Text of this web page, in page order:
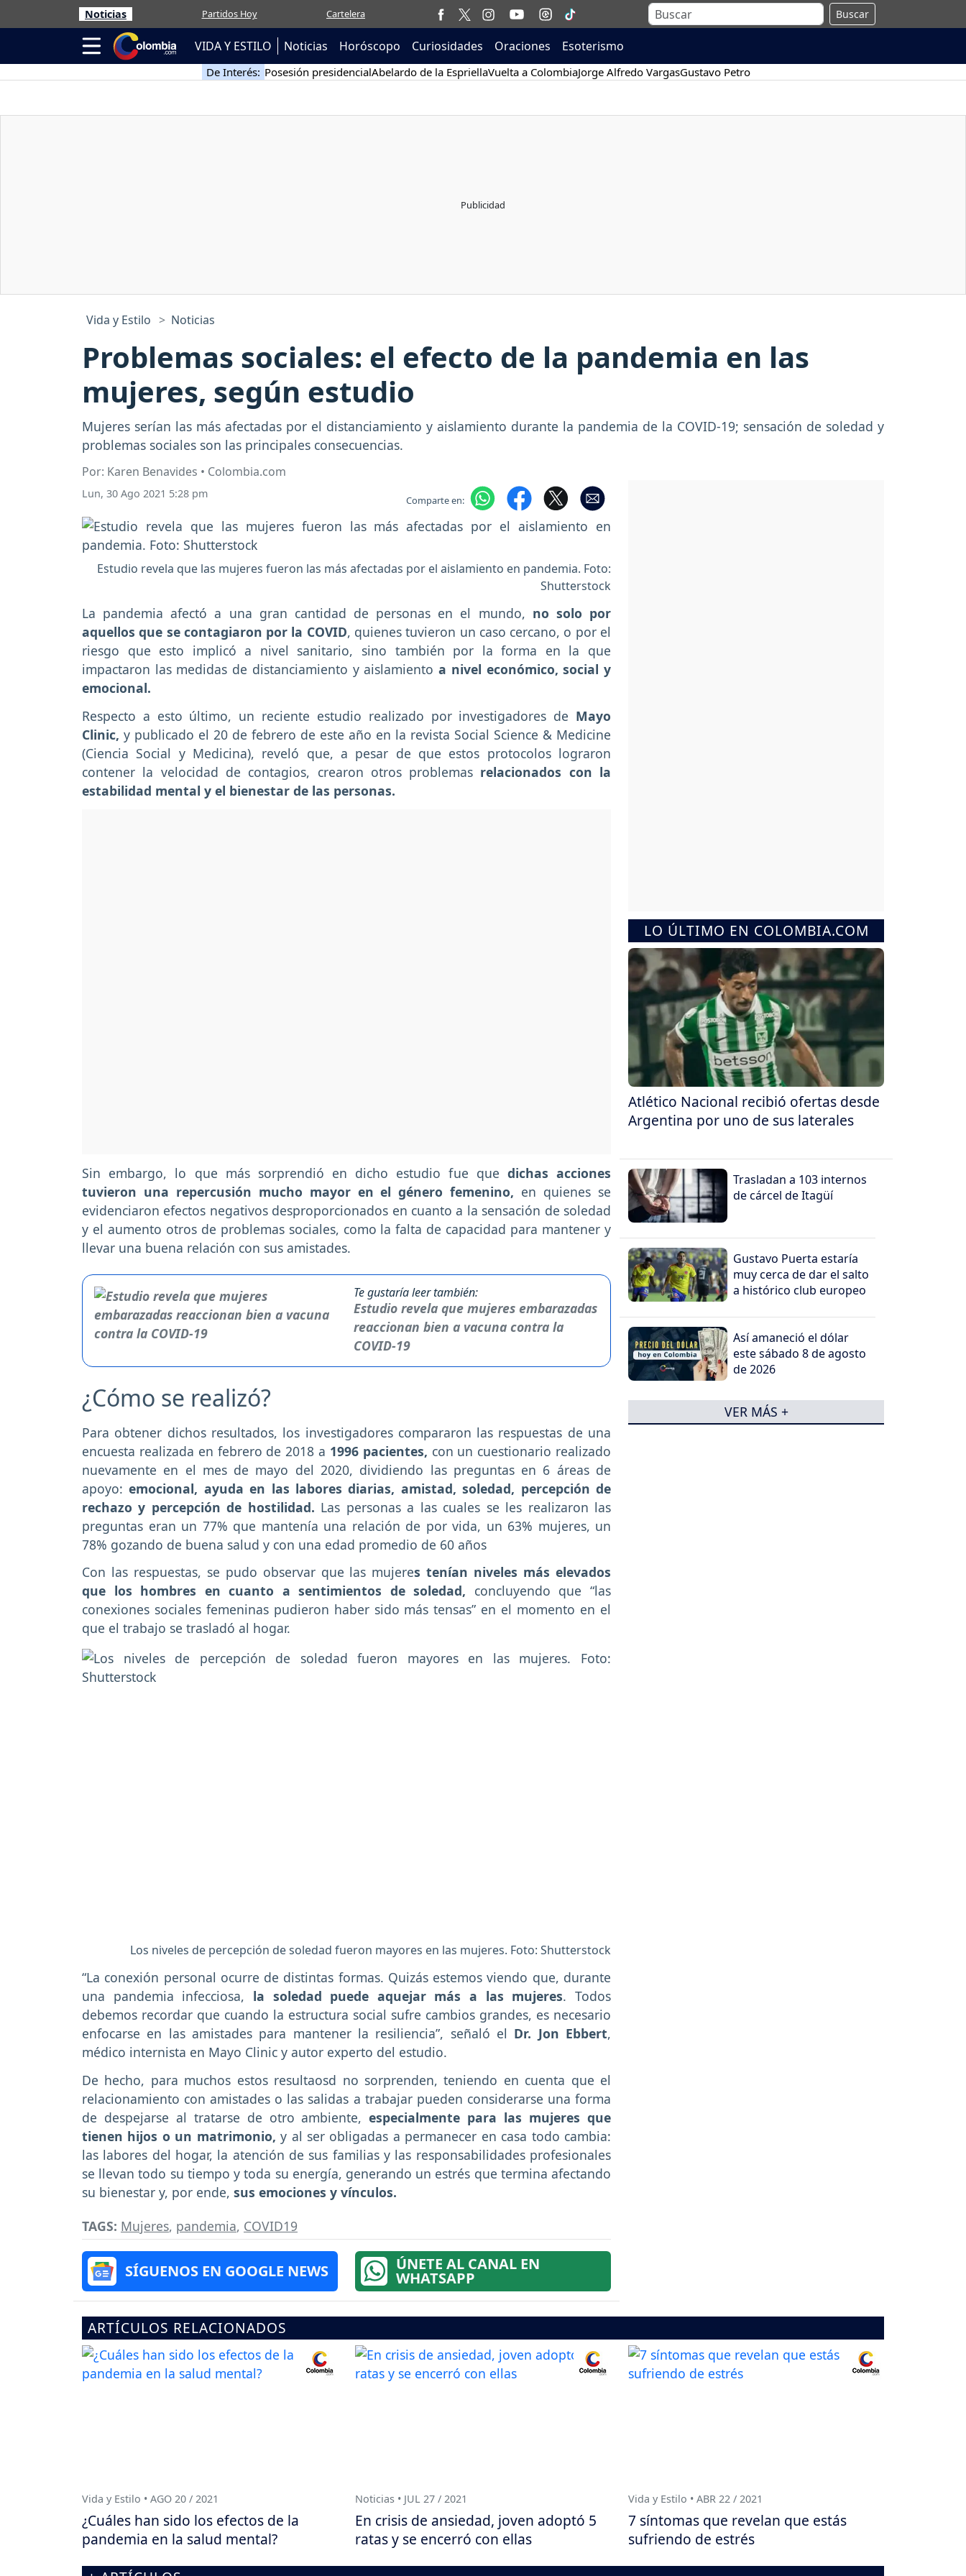
Noticias Partidos Hoy Cartelera Buscar
VIDA Y ESTILO Noticias Horóscopo Curiosidades Oraciones Esoterismo
De Interés: Posesión presidencialAbelardo de la EspriellaVuelta a ColombiaJorge Alfredo VargasGustavo Petro
Vida y Estilo Noticias
Problemas sociales: el efecto de la pandemia en las
mujeres, según estudio
Mujeres serían las más afectadas por el distanciamiento y aislamiento durante la pandemia de la COVID-19; sensación de soledad y
problemas sociales son las principales consecuencias.
Por: Karen Benavides • Colombia.com
Lun, 30 Ago 2021 5:28 pm Comparte en:
Estudio revela que las mujeres fueron las más afectadas por el aislamiento en pandemia. Foto:
Shutterstock
La pandemia afectó a una gran cantidad de personas en el mundo, no solo por
aquellos que se contagiaron por la COVID, quienes tuvieron un caso cercano, o por el
riesgo que esto implicó a nivel sanitario, sino también por la forma en la que
impactaron las medidas de distanciamiento y aislamientoa nivel económico, social y
emocional.
Respecto a esto último, un reciente estudio realizado por investigadores de Mayo
Clinic, y publicado el 20 de febrero de este año en la revista Social Science & Medicine
(Ciencia Social y Medicina), reveló que, a pesar de que estos protocolos lograron
contener la velocidad de contagios, crearon otros problemas relacionados con la
estabilidad mental y el bienestar de las personas.
Sin embargo, lo que más sorprendió en dicho estudio fue que dichas acciones
tuvieron una repercusión mucho mayor en el género femenino, en quienes se
evidenciaron efectos negativos desproporcionados en cuanto a la sensación de soledad
y el aumento otros de problemas sociales, como la falta de capacidad para mantener y
llevar una buena relación con sus amistades.
Te gustaría leer también:
Estudio revela que mujeres embarazadas
reaccionan bien a vacuna contra la
COVID-19
¿Cómo se realizó?
Para obtener dichos resultados, los investigadores compararon las respuestas de una
encuesta realizada en febrero de 2018 a 1996 pacientes, con un cuestionario realizado
nuevamente en el mes de mayo del 2020, dividiendo las preguntas en 6 áreas de
apoyo:emocional, ayuda en las labores diarias, amistad, soledad, percepción de
rechazo y percepción de hostilidad. Las personas a las cuales se les realizaron las
preguntas eran un 77% que mantenía una relación de por vida, un 63% mujeres, un
78% gozando de buena salud y con una edad promedio de 60 años
Con las respuestas, se pudo observar que las mujeres tenían niveles más elevados
que los hombres en cuanto a sentimientos de soledad, concluyendo que “las
conexiones sociales femeninas pudieron haber sido más tensas” en el momento en el
que el trabajo se trasladó al hogar.
Los niveles de percepción de soledad fueron mayores en las mujeres. Foto: Shutterstock
“La conexión personal ocurre de distintas formas. Quizás estemos viendo que, durante
una pandemia infecciosa, la soledad puede aquejar más a las mujeres. Todos
debemos recordar que cuando la estructura social sufre cambios grandes, es necesario
enfocarse en las amistades para mantener la resiliencia”, señaló el Dr. Jon Ebbert,
médico internista en Mayo Clinic y autor experto del estudio.
De hecho, para muchos estos resultaosd no sorprenden, teniendo en cuenta que el
relacionamiento con amistades o las salidas a trabajar pueden considerarse una forma
de despejarse al tratarse de otro ambiente,especialmente para las mujeres que
tienen hijos o un matrimonio, y al ser obligadas a permanecer en casa todo cambia:
las labores del hogar, la atención de sus familias y las responsabilidades profesionales
se llevan todo su tiempo y toda su energía, generando un estrés que termina afectando
su bienestar y, por ende, sus emociones y vínculos.
TAGS: Mujeres, pandemia, COVID19
SÍGUENOS EN GOOGLE NEWS ÚNETE AL CANAL EN
WHATSAPP
LO ÚLTIMO EN COLOMBIA.COM
Atlético Nacional recibió ofertas desde
Argentina por uno de sus laterales
Trasladan a 103 internos
de cárcel de Itagüí
Gustavo Puerta estaría
muy cerca de dar el salto
a histórico club europeo
Así amaneció el dólar
este sábado 8 de agosto
de 2026
VER MÁS +
ARTÍCULOS RELACIONADOS
Vida y Estilo • AGO 20 / 2021
¿Cuáles han sido los efectos de la
pandemia en la salud mental?
Noticias • JUL 27 / 2021
En crisis de ansiedad, joven adoptó 5
ratas y se encerró con ellas
Vida y Estilo • ABR 22 / 2021
7 síntomas que revelan que estás
sufriendo de estrés